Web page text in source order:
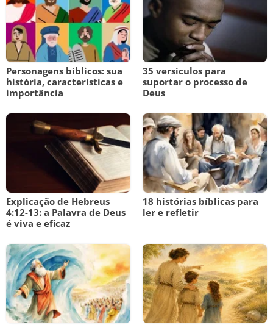
Personagens bíblicos: sua
história, características e
importância
35 versículos para
suportar o processo de
Deus
Explicação de Hebreus
4:12-13: a Palavra de Deus
é viva e eficaz
18 histórias bíblicas para
ler e refletir